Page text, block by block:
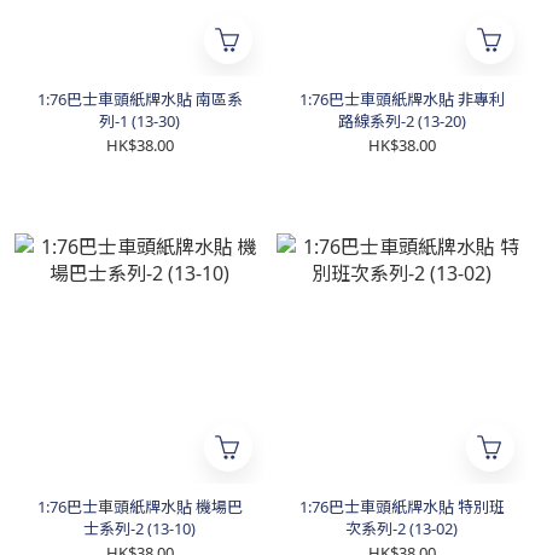
1:76巴士車頭紙牌水貼 南區系
列-1 (13-30)
HK$38.00
1:76巴士車頭紙牌水貼 非專利
路線系列-2 (13-20)
HK$38.00
1:76巴士車頭紙牌水貼 機場巴
士系列-2 (13-10)
1:76巴士車頭紙牌水貼 特別班
次系列-2 (13-02)